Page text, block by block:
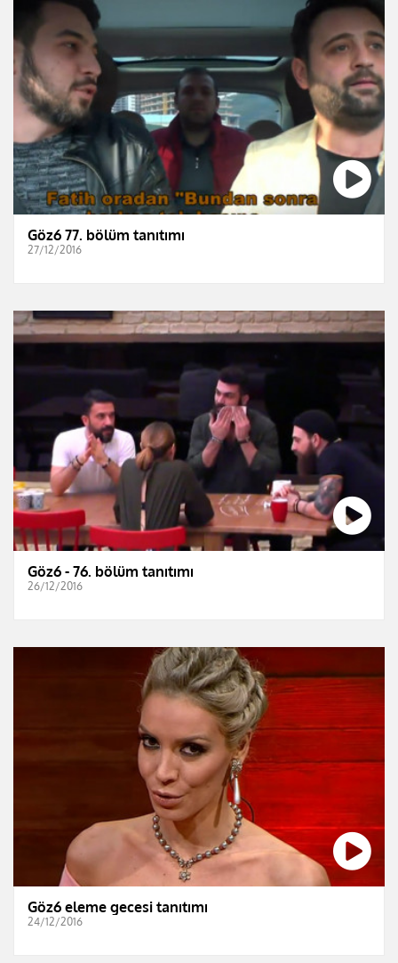
Göz6 77. bölüm tanıtımı
27/12/2016
Göz6 - 76. bölüm tanıtımı
26/12/2016
Göz6 eleme gecesi tanıtımı
24/12/2016